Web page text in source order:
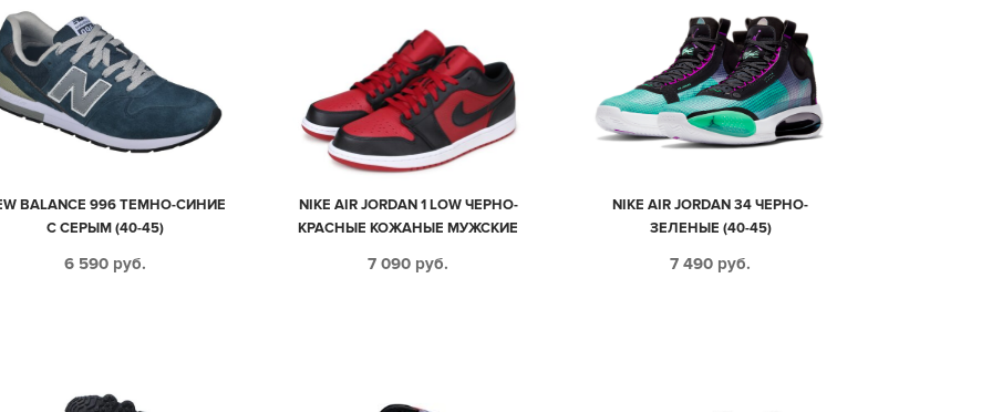
BALANCE 996 ТЕМНО-СИНИЕ
С СЕРЫМ (40-45)
6 590 руб.
NIKE AIR JORDAN 1 LOW ЧЕРНО-
КРАСНЫЕ КОЖАНЫЕ МУЖСКИЕ
7 090 руб.
NIKE AIR JORDAN 34 ЧЕРНО-
ЗЕЛЕНЫЕ (40-45)
7 490 руб.